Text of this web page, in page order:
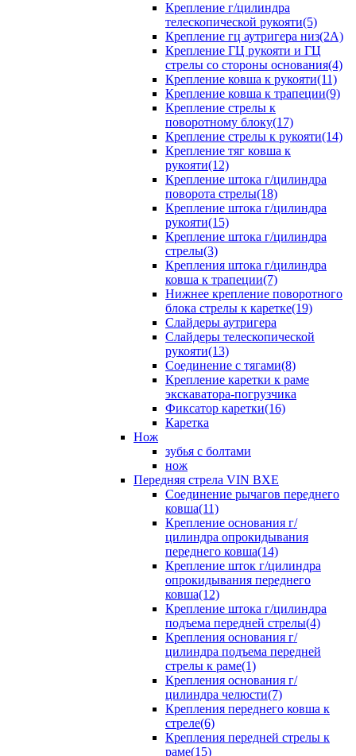
Крепление г/цилиндра
телескопической рукояти(5)
Крепление гц аутригера низ(2А)
Крепление ГЦ рукояти и ГЦ
стрелы со стороны основания(4)
Крепление ковша к рукояти(11)
Крепление ковша к трапеции(9)
Крепление стрелы к
поворотному блоку(17)
Крепление стрелы к рукояти(14)
Крепление тяг ковша к
рукояти(12)
Крепление штока г/цилиндра
поворота стрелы(18)
Крепление штока г/цилиндра
рукояти(15)
Крепление штока г/цилиндра
стрелы(3)
Крепления штока г/цилиндра
ковша к трапеции(7)
Нижнее крепление поворотного
блока стрелы к каретке(19)
Слайдеры аутригера
Слайдеры телескопической
рукояти(13)
Соединение с тягами(8)
Крепление каретки к раме
экскаватора-погрузчика
Фиксатор каретки(16)
Каретка
Нож
зубья с болтами
нож
Передняя стрела VIN BXE
Cоединение рычагов переднего
ковша(11)
Крепление основания г/
цилиндра опрокидывания
переднего ковша(14)
Крепление шток г/цилиндра
опрокидывания переднего
ковша(12)
Крепление штока г/цилиндра
подъема передней стрелы(4)
Крепления основания г/
цилиндра подъема передней
стрелы к раме(1)
Крепления основания г/
цилиндра челюсти(7)
Крепления переднего ковша к
стреле(6)
Крепления передней стрелы к
раме(15)